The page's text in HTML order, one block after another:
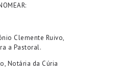
Clemente Ruivo,
a Pastoral.
, Notária da Cúria